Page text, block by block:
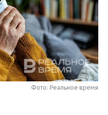
Фото: Реальное время